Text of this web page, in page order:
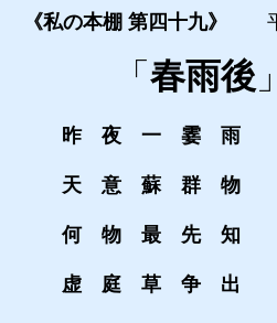
《私の本棚 第四十九》
「 春雨後
昨 夜 一 霎 雨
天 意 蘇 群 物
何 物 最 先 知
虚 庭 草 争 出